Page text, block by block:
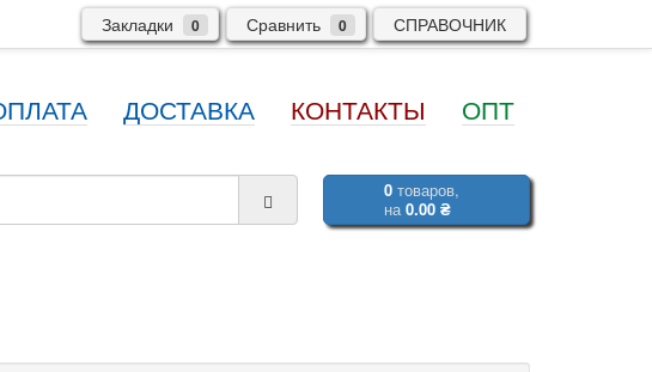
СПРАВОЧНИК
Закладки 0 Сравнить 0
ДОСТАВКА КОНТАКТЫ ОПТ
0товаров,
на0.00 ₴